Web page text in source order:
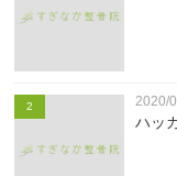
2 2020/
ハッ